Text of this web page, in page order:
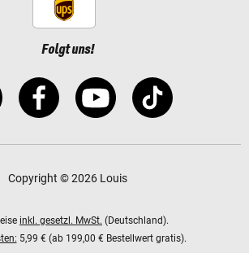
Folgt uns!
Copyright © 2026 Louis
inkl. gesetzl. MwSt. (Deutschland).
5,99 € (ab 199,00 € Bestellwert gratis).